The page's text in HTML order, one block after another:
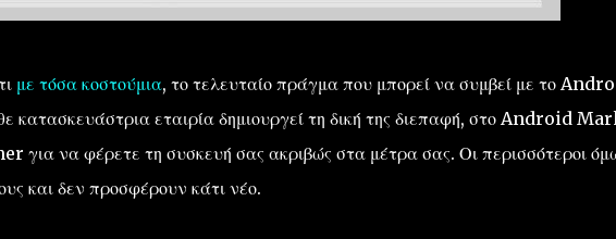
με τόσα κοστούμια, το τελευταίο πράγμα που μπορεί να συμβεί με το
κατασκευάστρια εταιρία δημιουργεί τη δική της διεπαφή, στο Android
για να φέρετε τη συσκευή σας ακριβώς στα μέτρα σας. Οι περισσότεροι
και δεν προσφέρουν κάτι νέο.